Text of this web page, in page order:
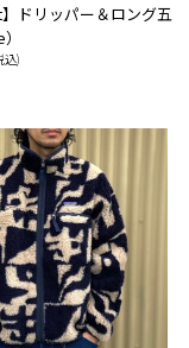
】ドリッパー＆ロング五
込)